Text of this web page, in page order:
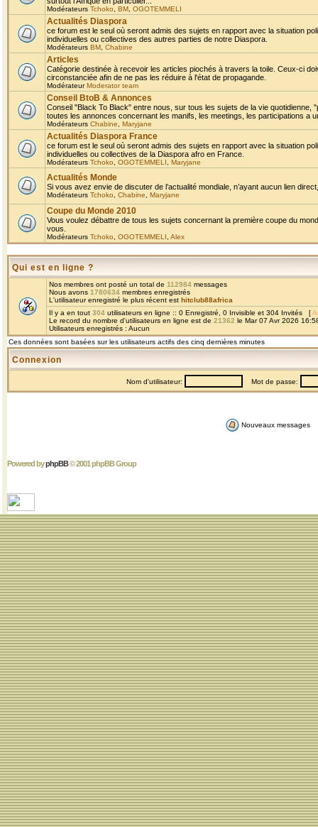
Modérateurs Tchoko BM OGOTEMMELI
Actualités Diaspora
ce forum est le seul où seront admis des sujets en rapport avec la situation
individuelles ou collectives des autres parties de notre Diaspora.
Modérateurs BM Chabine
Articles
Catégorie destinée à recevoir les articles piochés à travers la toile. Ceux-ci
circonstanciée afin de ne pas les réduire à l'état de propagande.
ModérateurModerator team
Conseil BtoB & Annonces
Conseil "Black To Black" entre nous, sur tous les sujets de la vie
toutes les annonces concernant les manifs, les meetings, les participations a
Modérateurs Chabine Maryjane
Actualités Diaspora France
ce forum est le seul où seront admis des sujets en rapport avec la situation
individuelles ou collectives de la Diaspora afro en France.
Modérateurs Tchoko OGOTEMMELI Maryjane
Actualités Monde
Si vous avez envie de discuter de l’actualité mondiale, n’ayant aucun lien
Modérateurs Tchoko Chabine Maryjane
Coupe du Monde 2010
Vous voulez débattre de tous les sujets concernant la première coupe du
vous.
Modérateurs Tchoko OGOTEMMELI Alex
Qui est en ligne ?
Nos membres ont posté un total de 112984 messages
Nous avons 1780634 membres enregistrés
L'utilisateur enregistré le plus récent est hitclub88africa
Il y a en tout 304 utilisateurs en ligne :: 0 Enregistré, 0 Invisible et 304 Invités [
Le record du nombre d'utilisateurs en ligne est de 21362 le Mar 07 Avr 2026
Utilisateurs enregistrés : Aucun
Ces données sont basées sur les utilisateurs actifs des cinq dernières minutes
Connexion
Nom d'utilisateur: Mot de passe:
Nouveaux messages
Powered byphpBB© 2001 phpBB Group